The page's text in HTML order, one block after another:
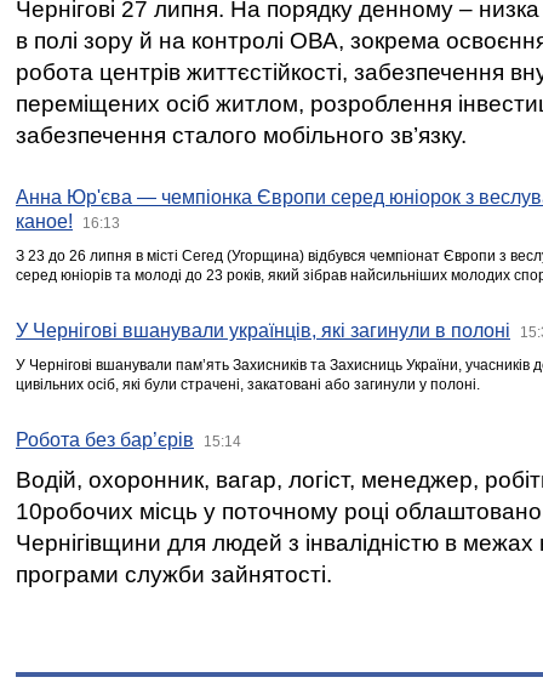
Чернігові 27 липня. На порядку денному –
в полі зору й на контролі ОВА, зокрема освоєння
робота центрів життєстійкості, забезпечення
переміщених осіб житлом, розроблення
забезпечення сталого мобільного зв’язку.
Анна Юр'єва — чемпіонка Європи серед юніорок з
каное!
16:13
З 23 до 26 липня в місті Сегед (Угорщина) відбувся чемпіонат Європи з
серед юніорів та молоді до 23 років, який зібрав найсильніших молодих
У Чернігові вшанували українців, які загинули в полоні
У Чернігові вшанували пам’ять Захисників та Захисниць України,
цивільних осіб, які були страчені, закатовані або загинули у полоні.
Робота без бар’єрів 15:14
Водій, охоронник, вагар, логіст, менеджер,
10робочих місць у поточному році
Чернігівщини для людей з інвалідністю в межах
програми служби зайнятості.